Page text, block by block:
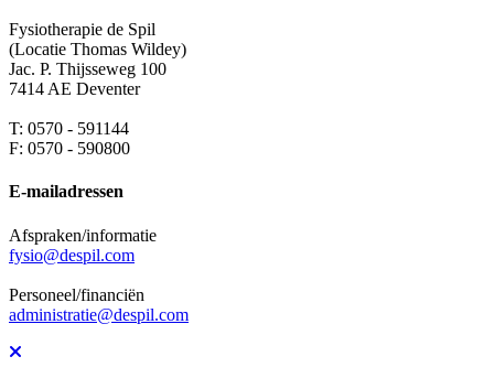
Fysiotherapie de Spil
(Locatie Thomas Wildey)
Jac. P. Thijsseweg 100
7414 AE Deventer
T: 0570 - 591144
F: 0570 - 590800
E-mailadressen
Afspraken/informatie
fysio@despil.com
Personeel/financiën
administratie@despil.com